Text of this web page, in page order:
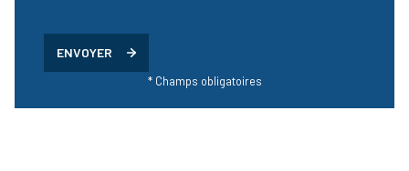
ENVOYER
* Champs obligatoires